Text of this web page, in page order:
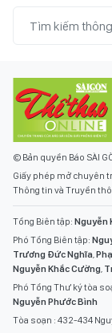
© Bản quyền Báo SÀI
Giấy phép mở chuyên
Thông tin và Truyền
Tổng Biên tập: Nguyễn
Phó Tổng Biên tập:
Trương Đức Nghĩa,
Nguyễn Khắc Cường,
Phó Tổng Thư ký tòa
Nguyễn Phước Bình
Tòa soạn : 432-434